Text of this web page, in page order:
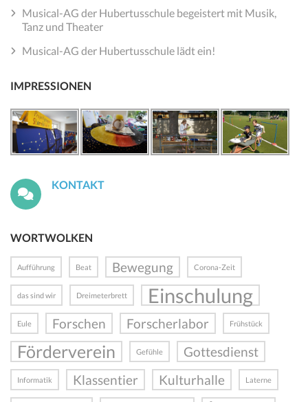
Musical-AG der Hubertusschule begeistert mit Musik,
Tanz und Theater
Musical-AG der Hubertusschule lädt ein!
IMPRESSIONEN
KONTAKT
WORTWOLKEN
Aufführung Beat Bewegung Corona-Zeit
das sind wir Dreimeterbrett Einschulung
Eule Forschen Forscherlabor Frühstück
Förderverein Gefühle Gottesdienst
Informatik Klassentier Kulturhalle Laterne